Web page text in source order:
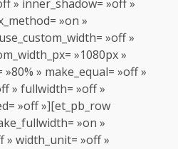
» inner_shadow= »off »
»on »
»off »
»1080px »
» make_equal= »off »
» fullwidth= »off »
»off »][et_pb_row
»on »
» width_unit= »off »